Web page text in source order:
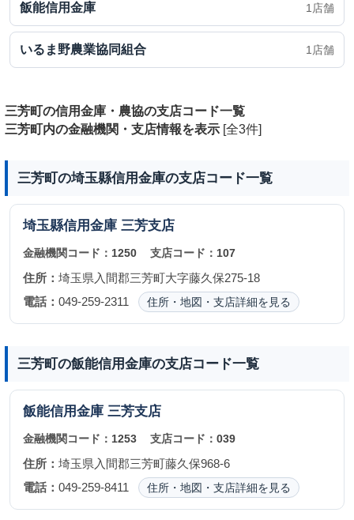
飯能信用金庫 1店舗
いるま野農業協同組合 1店舗
三芳町の信用金庫・農協の支店コード一覧
三芳町内の金融機関・支店情報を表示 [全3件]
三芳町の埼玉縣信用金庫の支店コード一覧
埼玉縣信用金庫 三芳支店
金融機関コード： 1250 支店コード： 107
住所： 埼玉県入間郡三芳町大字藤久保275-18
電話： 049-259-2311 住所・地図・支店詳細を見る
三芳町の飯能信用金庫の支店コード一覧
飯能信用金庫 三芳支店
金融機関コード： 1253 支店コード：039
住所： 埼玉県入間郡三芳町藤久保968-6
電話： 049-259-8411 住所・地図・支店詳細を見る